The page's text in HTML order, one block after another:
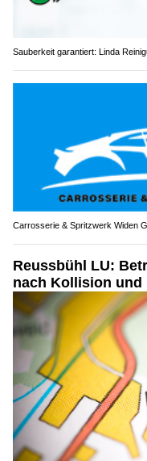
Sauberkeit garantiert: Linda
Carrosserie & Spritzwerk Widen
Reussbühl LU:
nach Kollision und